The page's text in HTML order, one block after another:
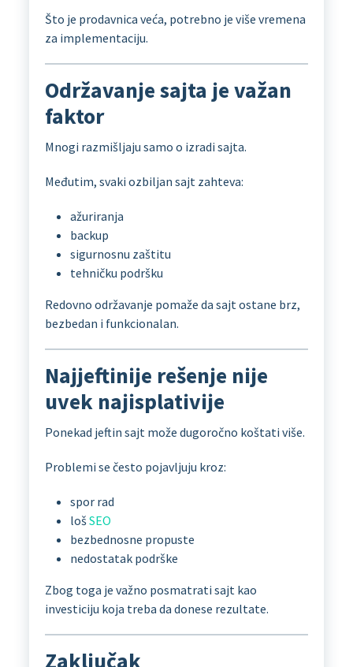
Što je prodavnica veća, potrebno je više vremena
za implementaciju.
Održavanje sajta je važan
faktor
Mnogi razmišljaju samo o izradi sajta.
Međutim, svaki ozbiljan sajt zahteva:
ažuriranja
backup
sigurnosnu zaštitu
tehničku podršku
Redovno održavanje pomaže da sajt ostane brz,
bezbedan i funkcionalan.
Najjeftinije rešenje nije
uvek najisplativije
Ponekad jeftin sajt može dugoročno koštati više.
Problemi se često pojavljuju kroz:
spor rad
lošSEO
bezbednosne propuste
nedostatak podrške
Zbog toga je važno posmatrati sajt kao
investiciju koja treba da donese rezultate.
Zaključak